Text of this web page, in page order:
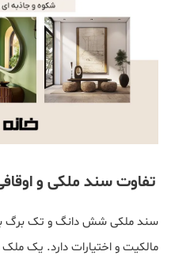
تفاوت سند ملکی و
سند ملکی شش دانگ و تک برگ با
مالکیت و اختیارات دارد. یک